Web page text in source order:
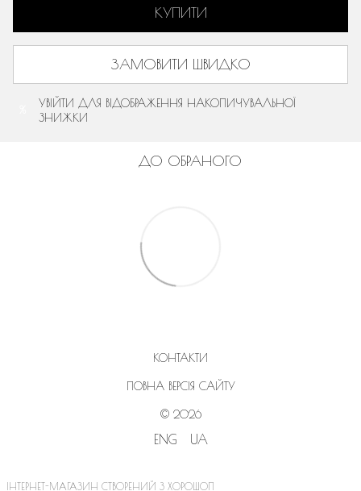
КУПИТИ
ЗАМОВИТИ ШВИДКО
УВІЙТИ ДЛЯ ВІДОБРАЖЕННЯ НАКОПИЧУВАЛЬНОЇ
ЗНИЖКИ
ДО ОБРАНОГО
КОНТАКТИ
ПОВНА ВЕРСІЯ САЙТУ
© 2026
ENG UA
ІНТЕРНЕТ-МАГАЗИН СТВОРЕНИЙ З ХОРОШОП